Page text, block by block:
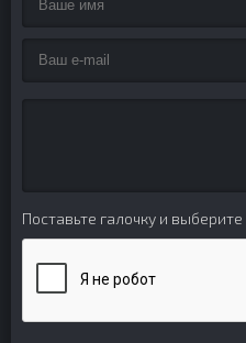
Поставьте галочку и